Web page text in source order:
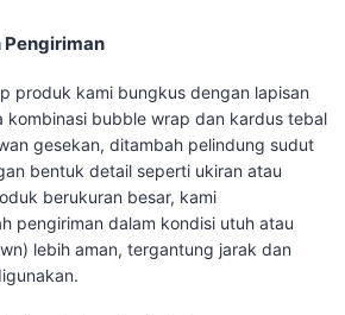
Pengiriman
produk kami bungkus dengan lapisan
bubble wrap dan kardus tebal
gesekan, ditambah pelindung sudut
bentuk detail seperti ukiran atau
berukuran besar, kami
pengiriman dalam kondisi utuh atau
lebih aman, tergantung jarak dan